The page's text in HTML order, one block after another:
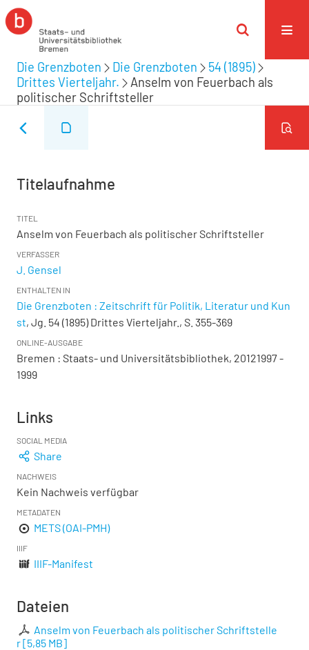
Die Grenzboten Die Grenzboten
54 (1895)
Drittes Vierteljahr.
Anselm von Feuerbach als
politischer Schriftsteller
Titelaufnahme
TITEL
Anselm von Feuerbach als politischer Schriftsteller
VERFASSER
J. Gensel
ENTHALTEN IN
Die Grenzboten : Zeitschrift für Politik, Literatur und Kun
st, Jg. 54 (1895) Drittes Vierteljahr., S. 355-369
ONLINE-AUSGABE
Bremen : Staats- und Universitätsbibliothek, 20121997 -
1999
Links
SOCIAL MEDIA
Share
NACHWEIS
Kein Nachweis verfügbar
METADATEN
METS (OAI-PMH)
IIIF
IIIF-Manifest
Dateien
Anselm von Feuerbach als politischer Schriftstelle
r[5,85 MB]